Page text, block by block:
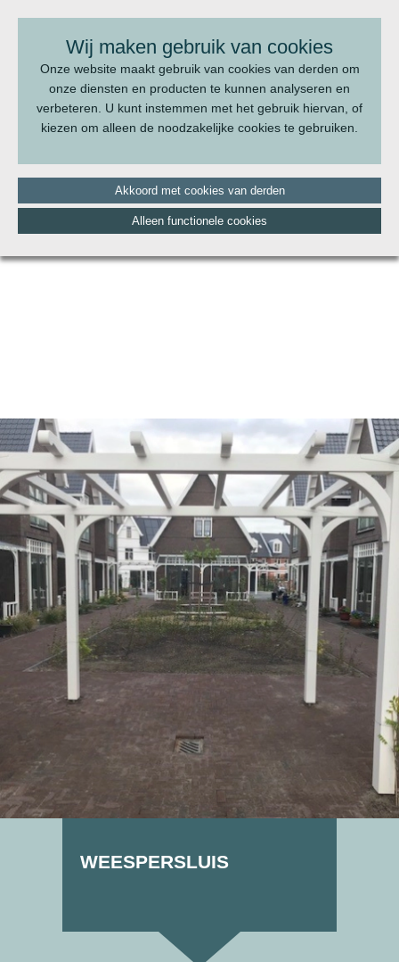
Wij maken gebruik van cookies
Onze website maakt gebruik van cookies van derden om
onze diensten en producten te kunnen analyseren en
verbeteren. U kunt instemmen met het gebruik hiervan, of
kiezen om alleen de noodzakelijke cookies te gebruiken.
Akkoord met cookies van derden
Alleen functionele cookies
BEL ONS:070 - 322 20 22
WEESPERSLUIS